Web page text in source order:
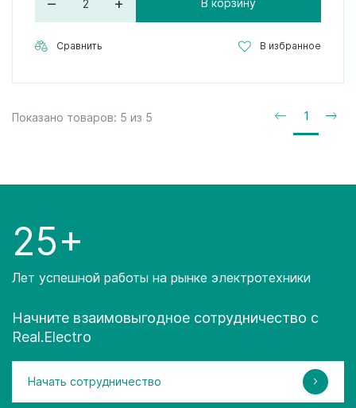
В корзину
Сравнить В избранное
Показано товаров: 5 из 5 1
25+
Лет успешной работы на рынке электротехники
Начните взаимовыгодное сотрудничество с
Real.Electro
Начать сотрудничество